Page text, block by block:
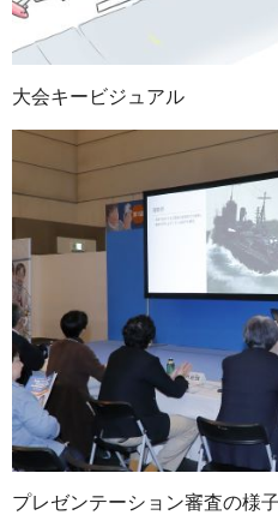
大会キービジュアル
プレゼンテーション審査の様子